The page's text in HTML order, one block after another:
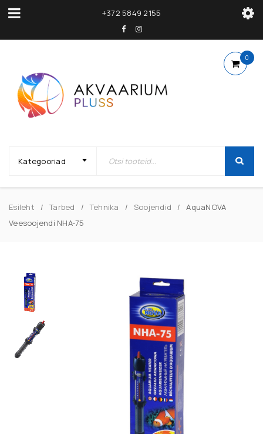
+372 5849 2155
Kategooriad
0
Esileht / Tarbed / Tehnika / Soojendid /
AquaNOVA
Veesoojendi NHA-75